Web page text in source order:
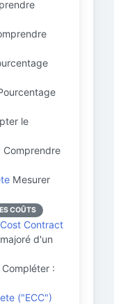
le
Comprendre
Mesurer
COÛTS
Contract
d'un
:
("ECC")